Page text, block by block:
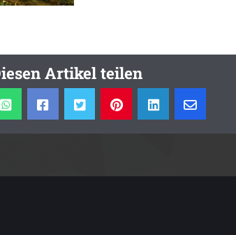
Artikel teilen